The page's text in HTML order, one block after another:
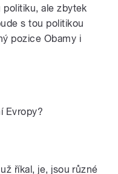
ale zbytek
s tou politikou
pozice Obamy i
Evropy?
říkal, je, jsou různé